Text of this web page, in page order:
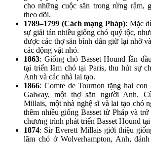
cho những cuộc săn trong rừng rậm,
theo dõi.
1789–1799 (Cách mạng Pháp): Mặc
sự giải tán nhiều giống chó quý tộc,
được các thợ săn bình dân giữ lại nhờ
các động vật nhỏ.
1863: Giống chó Basset Hound lần
tại triển lãm chó tại Paris, thu hút sự
Anh và các nhà lai tạo.
1866: Comte de Tournon tặng hai con
Galway, một thợ săn người Anh.
Millais, một nhà nghệ sĩ và lai tạo chó
thêm nhiều giống Basset từ Pháp và
chương trình phát triển Basset Hound
1874: Sir Everett Millais giới thiệu
lãm chó ở Wolverhampton, Anh,